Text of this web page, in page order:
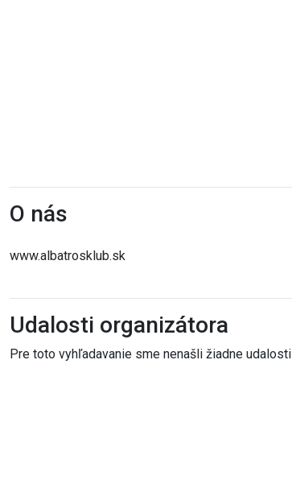
O nás
www.albatrosklub.sk
Udalosti organizátora
Pre toto vyhľadavanie sme nenašli žiadne udalosti